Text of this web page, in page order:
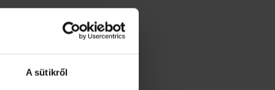
A sütikről